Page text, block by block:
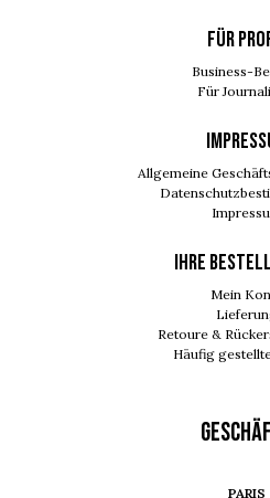
FÜR
Business-
Für
Allgemeine
Ihre
Mein
Retoure &
Häufig
PARIS